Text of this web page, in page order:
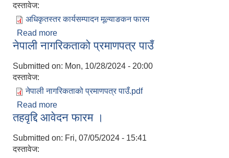
दस्तावेज:
अधिकृतस्तर कार्यसम्पादन मूल्याङकन फारम
Read more
नेपाली नागरिकताको प्रमाणपत्र पाउँ
Submitted on: Mon, 10/28/2024 - 20:00
दस्तावेज:
नेपाली नागरिकताको प्रमाणपत्र पाउँ.pdf
Read more
तहवृद्दि आवेदन फारम ।
Submitted on: Fri, 07/05/2024 - 15:41
दस्तावेज: